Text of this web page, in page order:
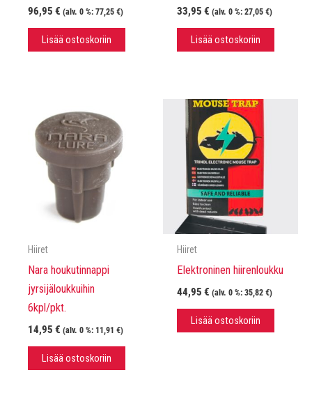
96,95 € (alv. 0 %: 77,25 €)
Lisää ostoskoriin
33,95 € (alv. 0 %: 27,05 €)
Lisää ostoskoriin
Hiiret
Nara houkutinnappi
jyrsijäloukkuihin
6kpl/pkt.
14,95 € (alv. 0 %: 11,91 €)
Lisää ostoskoriin
Hiiret
Elektroninen hiirenloukku
44,95 € (alv. 0 %: 35,82 €)
Lisää ostoskoriin